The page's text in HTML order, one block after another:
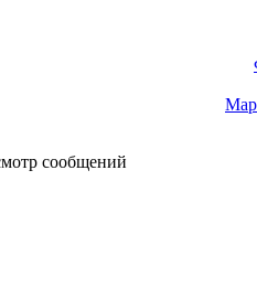
сообщений